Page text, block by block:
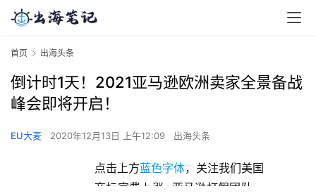
首页 出海头条
倒计时1天！2021亚马逊欧洲卖家全景备战
峰会即将开启！
EU大麦 2020年12月13日 上午12:09 出海头条
点击上方蓝色字体，关注我们美国
商标官费上涨+亚马逊打假团队，